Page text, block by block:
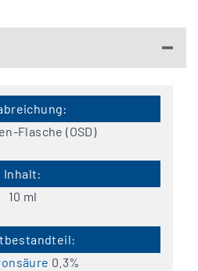
Flasche (OSD)
10 ml
0.3%